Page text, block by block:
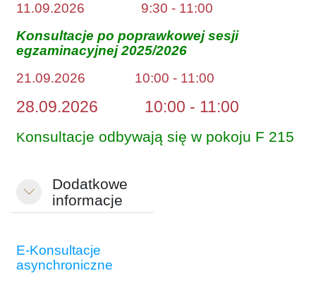
11.09.2026 9:30 - 11:00
Konsultacje po poprawkowej sesji
egzaminacyjnej 2025/2026
21.09.2026 10:00 - 11:00
28.09.2026 10:00 - 11:00
Konsultacje odbywają się w pokoju F 215
Colapsar
Dodatkowe
informacje
E-Konsultacje
asynchroniczne